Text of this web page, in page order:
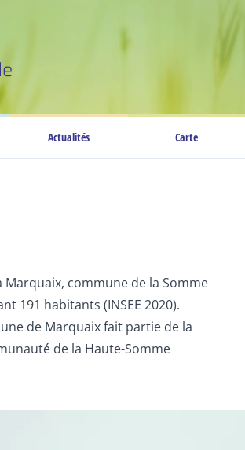
Actualités Carte
Marquaix, commune de la Somme
191 habitants (INSEE 2020).
de Marquaix fait partie de la
de la Haute-Somme